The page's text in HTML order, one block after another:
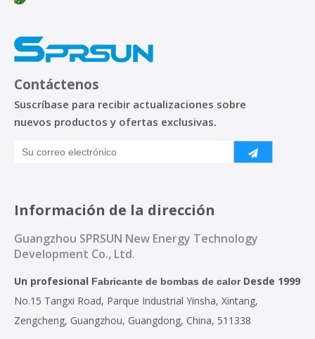
Contáctenos
Suscríbase para recibir actualizaciones sobre
nuevos productos y ofertas exclusivas.
Información de la dirección
Guangzhou SPRSUN New Energy Technology
Development Co., Ltd.
Un profesional Fabricante de bombas de calorDesde 1999
No.15 Tangxi Road, Parque Industrial Yinsha, Xintang,
Zengcheng, Guangzhou, Guangdong, China, 511338